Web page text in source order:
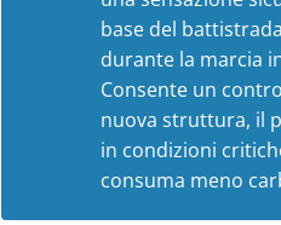
base del
durante la marcia
Consente un
nuova struttura, il
in condizioni
consuma meno